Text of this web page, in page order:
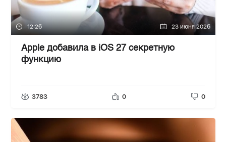
12:26 23 июня 2026
Apple добавила в iOS 27 секретную
функцию
3783 0 0